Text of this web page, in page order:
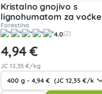
Kristalno gnojivo s
lignohumatom za voćke
Forestina
4.0(2)
4,94 €
JC 12,35 €/kg